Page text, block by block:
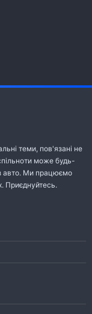
теми, пов'язані не
може будь-
авто. Ми працюємо
Приєднуйтесь.